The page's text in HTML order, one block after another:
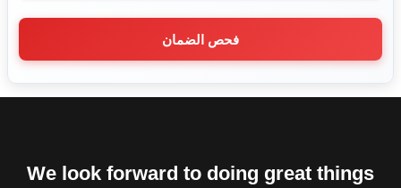
فحص الضمان
We look forward to doing great things